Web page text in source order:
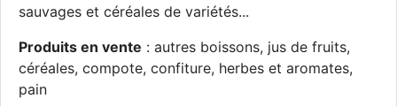
sauvages et céréales de variétés...
Produits en vente : autres boissons, jus de fruits,
céréales, compote, confiture, herbes et aromates,
pain